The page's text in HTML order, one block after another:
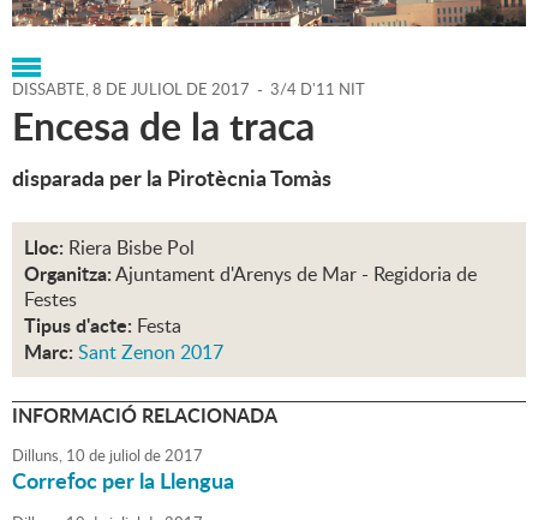
DISSABTE,8 DE JULIOL DE 2017 - 3/4 D'11 NIT
Encesa de la traca
disparada per la Pirotècnia Tomàs
Lloc: Riera Bisbe Pol
Organitza:Ajuntament d'Arenys de Mar - Regidoria de
Festes
Tipus d'acte: Festa
Marc: Sant Zenon 2017
INFORMACIÓ RELACIONADA
Dilluns, 10 de juliol de2017
Correfoc per la Llengua